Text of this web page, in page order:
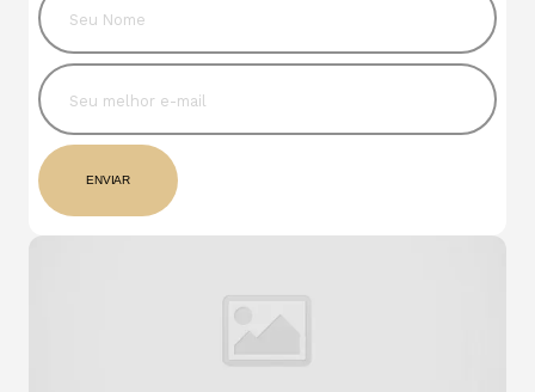
Seu Nome
Seu melhor e-mail
ENVIAR